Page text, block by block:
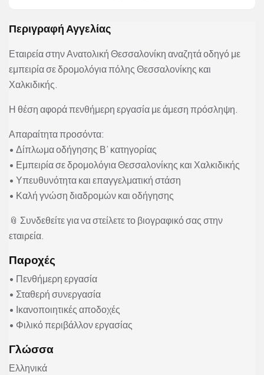
Περιγραφή Αγγελίας
Εταιρεία στην Ανατολική Θεσσαλονίκη αναζητά οδηγό με
εμπειρία σε δρομολόγια πόλης Θεσσαλονίκης και
Χαλκιδικής.
Η θέση αφορά πενθήμερη εργασία με άμεση πρόσληψη.
Απαραίτητα προσόντα:
• Δίπλωμα οδήγησης Β’ κατηγορίας
• Εμπειρία σε δρομολόγια Θεσσαλονίκης και Χαλκιδικής
• Υπευθυνότητα και επαγγελματική στάση
• Καλή γνώση διαδρομών και οδήγησης
📎 Συνδεθείτε για να στείλετε το βιογραφικό σας στην
εταιρεία.
Παροχές
• Πενθήμερη εργασία
• Σταθερή συνεργασία
• Ικανοποιητικές αποδοχές
• Φιλικό περιβάλλον εργασίας
Γλώσσα
Ελληνικά